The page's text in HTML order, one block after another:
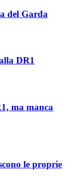
del Garda
DR1
ma manca
le proprie